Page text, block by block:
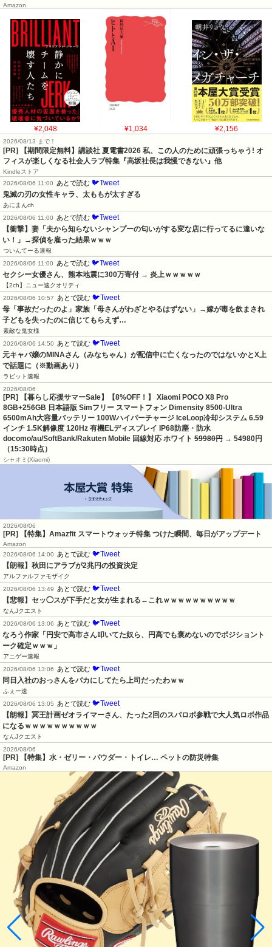
Amazon
¥2,048 ¥1,034 ¥2,156
2026/08/13 まで！
[PR] 【期間限定無料】講談社 夏電書2026 私、この人のために頑張っちゃう! オ
フィスが楽しくなる社会人ラブ特集『高坂社長は我慢できない』他
Kindleストア
2026/08/06 11:00
あとで読む 🐦Tweet
鬼滅の刃の女性キャラ、太ももが太すぎる
あにまんch
2026/08/06 11:00
あとで読む 🐦Tweet
【衝撃】妻「夫から知らないシャンプーの匂いがする変な店に行ってるに違いな
い！」→探偵を雇った結果ｗｗｗ
ついんてーる速報
2026/08/06 11:00
あとで読む 🐦Tweet
セクシー女優さん、熊本地震に300万寄付 → 炎上ｗｗｗｗｗ
【2ch】ニュー速クオリティ
2026/08/06 10:57
あとで読む 🐦Tweet
母「事故だったのよ」家族「母さんがわざとやるはずない」→嫁が毒を飲まされ
子どもを失ったのに信じてもらえず…
素敵な鬼女様
2026/08/06 14:50
あとで読む 🐦Tweet
元キャバ嬢のMINAさん（みなちゃん）が配信中に亡くなったのではないかとX上
で話題に（※動画あり）
ラビット速報
2026/08/06
[PR] 【暮らし応援サマーSale】【8%OFF！】 Xiaomi POCO X8 Pro
8GB+256GB 日本語版 Simフリー スマートフォン Dimensity 8500-Ultra
6500mAh大容量バッテリー 100Wハイパーチャージ IceLoop冷却システム 6.59
インチ 1.5K解像度 120Hz 有機ELディスプレイ IP68防塵・防水
docomo/au/SoftBank/Rakuten Mobile 回線対応 ホワイト 59980円 → 54980円
（15:30時点）
シャオミ(Xiaomi)
2026/08/06
[PR] 【特集】Amazfit スマートウォッチ特集 つけた瞬間、毎日がアップデート
Amazon
2026/08/06 14:00
あとで読む 🐦Tweet
【朗報】秋田にアラブが2兆円の投資決定
アルファルファモザイク
2026/08/06 13:49
あとで読む 🐦Tweet
【悲報】セッ◯スが下手だと女が生まれる←これｗｗｗｗｗｗｗｗｗｗ
なんJクエスト
2026/08/06 13:06
あとで読む 🐦Tweet
なろう作家「円安で高市さん叩いてた奴ら、円高でも褒めないのでポジショント
ーク確定ｗｗｗ」
アニゲー速報
2026/08/06 13:06
あとで読む 🐦Tweet
同日入社のおっさんをバカにしてたら上司だったわｗｗ
ふぇー速
2026/08/06 13:05
あとで読む 🐦Tweet
【朗報】冥王計画ゼオライマーさん、たった2回のスパロボ参戦で大人気ロボ作品
になるｗｗｗｗｗｗｗｗｗｗ
なんJクエスト
2026/08/06
[PR] 【特集】水・ゼリー・パウダー・トイレ… ペットの防災特集
Amazon